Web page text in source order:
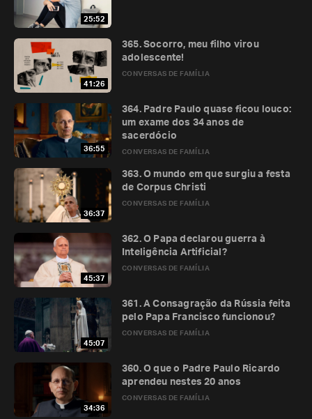
25:52
41:26
CONVERSAS DE FAMÍLIA
365. Socorro, meu filho virou
adolescente!
36:55 CONVERSAS DE FAMÍLIA
364. Padre Paulo quase ficou louco:
um exame dos 34 anos de
sacerdócio
36:37
CONVERSAS DE FAMÍLIA
363. O mundo em que surgiu a festa
de Corpus Christi
45:37
CONVERSAS DE FAMÍLIA
362. O Papa declarou guerra à
Inteligência Artificial?
45:07
CONVERSAS DE FAMÍLIA
361. A Consagração da Rússia feita
pelo Papa Francisco funcionou?
34:36
CONVERSAS DE FAMÍLIA
360. O que o Padre Paulo Ricardo
aprendeu nestes 20 anos